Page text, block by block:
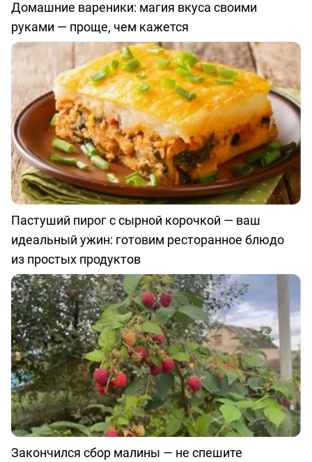
Домашние вареники: магия вкуса своими
руками — проще, чем кажется
Пастуший пирог с сырной корочкой — ваш
идеальный ужин: готовим ресторанное блюдо
из простых продуктов
Закончился сбор малины — не спешите